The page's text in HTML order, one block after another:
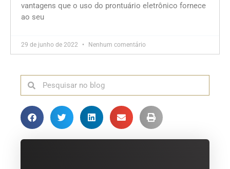
vantagens que o uso do prontuário eletrônico fornece
ao seu
29 de junho de 2022 Nenhum comentário